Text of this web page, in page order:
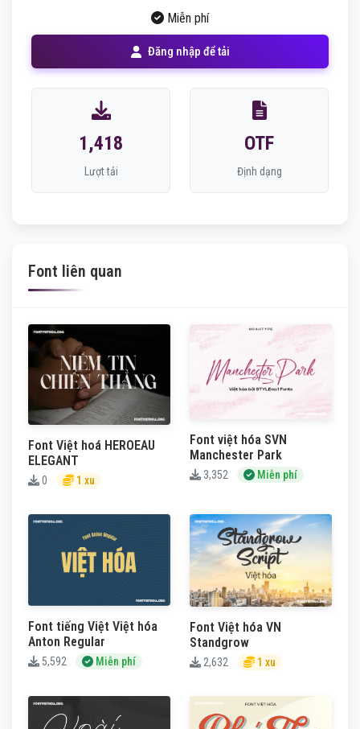
Miễn phí
Đăng nhập để tải
1,418
Lượt tải
OTF
Định dạng
Font liên quan
Font Việt hoá HEROEAU
ELEGANT
0 1 xu
Font việt hóa SVN
Manchester Park
3,352 Miễn phí
Font tiếng Việt Việt hóa
Anton Regular
5,592 Miễn phí
Font Việt hóa VN
Standgrow
2,632 1 xu